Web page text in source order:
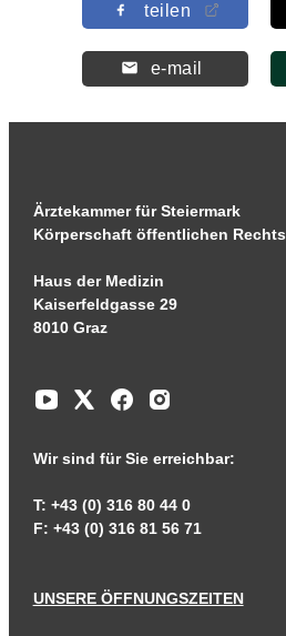
teilen
e-mail
Ärztekammer für Steiermark
Körperschaft öffentlichen Rechts
Haus der Medizin
Kaiserfeldgasse 29
8010 Graz
Wir sind für Sie erreichbar:
T: +43 (0) 316 80 44 0
F: +43 (0) 316 81 56 71
UNSERE ÖFFNUNGSZEITEN